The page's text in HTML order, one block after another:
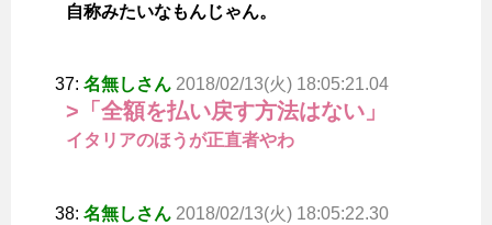
自称みたいなもんじゃん。
37: 名無しさん 2018/02/13(火) 18:05:21.04
>「全額を払い戻す方法はない」
イタリアのほうが正直者やわ
38: 名無しさん 2018/02/13(火) 18:05:22.30